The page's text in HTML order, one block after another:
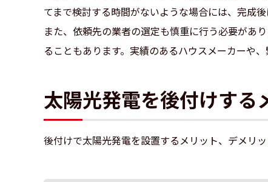
てまで検討する時間がないような場合には、完成
また、依頼先の業者の選定も慎重に行う必要があ
ることもあります。実績のあるハウスメーカーや
太陽光発電を後付けする
後付けで太陽光発電を設置するメリット、デメリッ